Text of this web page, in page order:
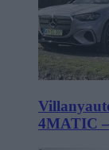
4MATIC